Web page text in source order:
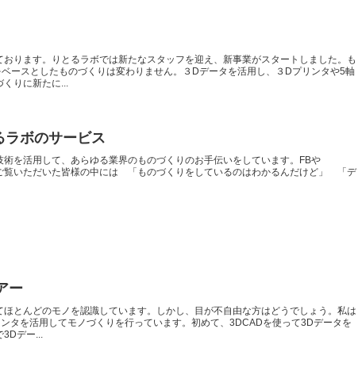
ります。りとるラボでは新たなスタッフを迎え、新事業がスタートしました。も
ースとしたものづくりは変わりません。３Dデータを活用し、３Dプリンタや5軸
くりに新たに...
ボのサービス
を活用して、あらゆる業界のものづくりのお手伝いをしています。FBや
覧いただいた皆様の中には 「ものづくりをしているのはわかるんだけど」 「デ
ー
とんどのモノを認識しています。しかし、目が不自由な方はどうでしょう。私は
タを活用してモノづくりを行っています。初めて、3DCADを使って3Dデータを
3Dデー...